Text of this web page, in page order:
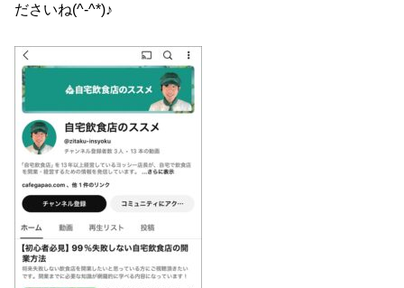
ださいね(^-^*)♪